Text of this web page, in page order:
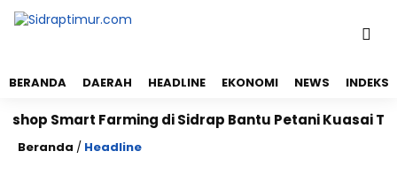
BERANDA DAERAH HEADLINE EKONOMI NEWS INDEKS
Farming di Sidrap Bantu Petani Kuasai
Beranda / Headline